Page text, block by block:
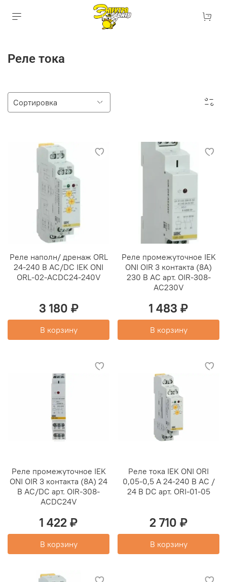
Реле тока
Реле наполн/ дренаж ORL
24-240 В AC/DC IEK ONI
ORL-02-ACDC24-240V
3 180 ₽
В корзину
Реле промежуточное IEK
ONI OIR 3 контакта (8А)
230 В AC арт. OIR-308-
AC230V
1 483 ₽
В корзину
Реле промежуточное IEK
ONI OIR 3 контакта (8А) 24
В AC/DC арт. OIR-308-
ACDC24V
1 422 ₽
В корзину
Реле тока IEK ONI ORI
0,05-0,5 А 24-240 В AC /
24 В DC арт. ORI-01-05
2 710 ₽
В корзину